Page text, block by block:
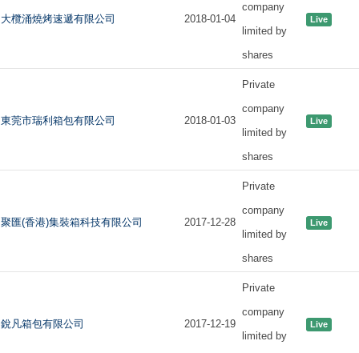
大欖涌燒烤速遞有限公司 2018-01-04
company
limited by
shares
Live
東莞市瑞利箱包有限公司 2018-01-03
Private
company
limited by
shares
Live
聚匯(香港)集裝箱科技有限公司 2017-12-28
Private
company
limited by
shares
Live
銳凡箱包有限公司 2017-12-19
Private
company
limited by
Live